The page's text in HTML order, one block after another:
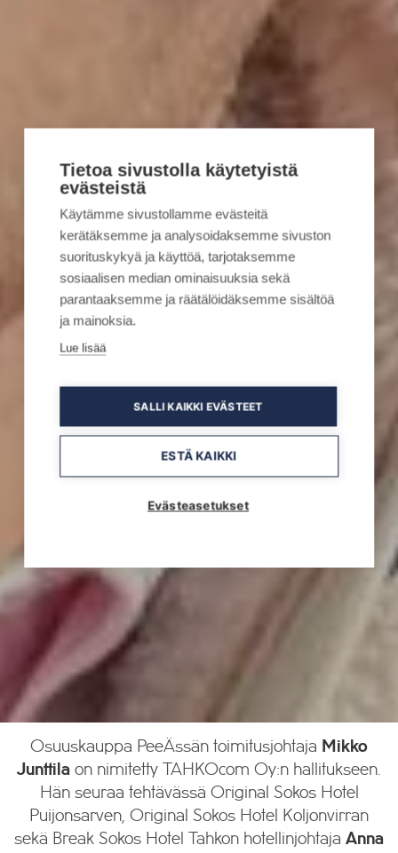
Osuuskauppa PeeÄssän toimitusjohtaja Mikko
Junttila on nimitetty TAHKOcom Oy:n hallitukseen.
Hän seuraa tehtävässä Original Sokos Hotel
Puijonsarven, Original Sokos Hotel Koljonvirran
sekä Break Sokos Hotel Tahkon hotellinjohtaja Anna
Tietoa sivustolla käytetyistä
evästeistä
Käytämme sivustollamme evästeitä
kerätäksemme ja analysoidaksemme sivuston
suorituskykyä ja käyttöä, tarjotaksemme
sosiaalisen median ominaisuuksia sekä
parantaaksemme ja räätälöidäksemme sisältöä
ja mainoksia.
Lue lisää
SALLI KAIKKI EVÄSTEET
ESTÄ KAIKKI
Evästeasetukset